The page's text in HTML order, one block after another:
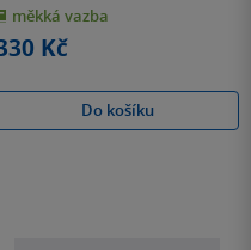
měkká vazba
Kč
Do košíku